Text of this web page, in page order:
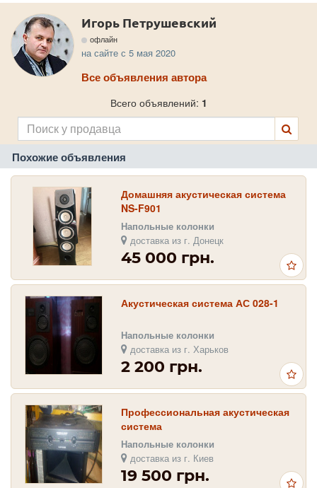
Игорь Петрушевский
офлайн
на сайте с 5 мая 2020
Все объявления автора
Всего объявлений: 1
Похожие объявления
Домашняя акустическая система
NS-F901
Напольные колонки
доставка из г. Донецк
45 000 грн.
Акустическая система АС 028-1
Напольные колонки
доставка из г. Харьков
2 200 грн.
Профессиональная акустическая
система
Напольные колонки
доставка из г. Киев
19 500 грн.